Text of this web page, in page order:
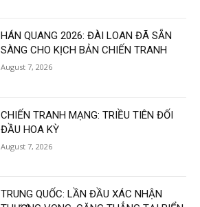
HÁN QUANG 2026: ĐÀI LOAN ĐÃ SẴN
SÀNG CHO KỊCH BẢN CHIẾN TRANH
August 7, 2026
CHIẾN TRANH MẠNG: TRIỀU TIÊN ĐỐI
ĐẦU HOA KỲ
August 7, 2026
TRUNG QUỐC: LẦN ĐẦU XÁC NHẬN